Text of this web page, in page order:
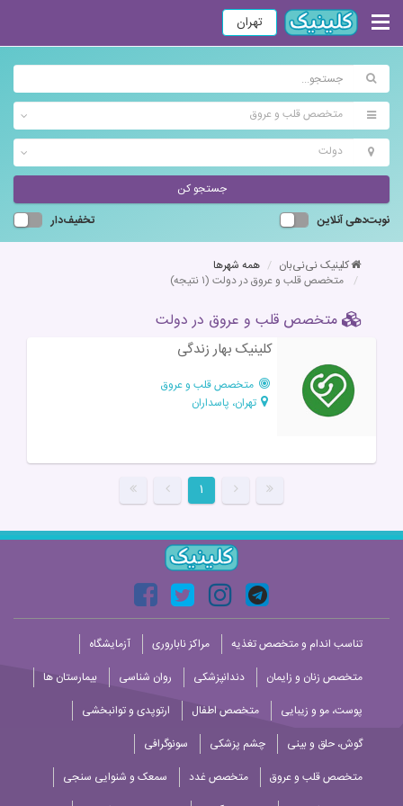
تهران
متخصص قلب و عروق
دولت
جستجو کن
نوبت‌دهی آنلاین
تخفیف‌دار
کلینیک نی‌نی‌بان
همه شهرها
متخصص قلب و عروق در دولت (۱ نتیجه)
متخصص قلب و عروق در دولت
کلینیک بهار زندگی
متخصص قلب و عروق
تهران، پاسداران
۱
تناسب اندام و متخصص تغذیه مراکز ناباروری
آزمایشگاه
متخصص زنان و زایمان
دندانپزشکی روان شناسی
بیمارستان ها
پوست، مو و زیبایی
متخصص اطفال
ارتوپدی و توانبخشی
گوش، حلق و بینی
چشم پزشکی
سونوگرافی
متخصص قلب و عروق
متخصص غدد
سمعک و شنوایی سنجی